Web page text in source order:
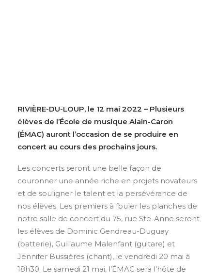
RIVIÈRE-DU-LOUP, le 12 mai 2022 – Plusieurs
élèves de l’École de musique Alain-Caron
(ÉMAC) auront l’occasion de se produire en
concert au cours des prochains jours.
Les concerts seront une belle façon de
couronner une année riche en projets novateurs
et de souligner le talent et la persévérance de
nos élèves. Les premiers à fouler les planches de
notre salle de concert du 75, rue Ste-Anne seront
les élèves de Dominic Gendreau-Duguay
(batterie), Guillaume Malenfant (guitare) et
Jennifer Bussières (chant), le vendredi 20 mai à
18h30. Le samedi 21 mai, l’ÉMAC sera l’hôte de